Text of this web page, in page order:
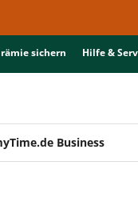
sichern Hilfe &
Business